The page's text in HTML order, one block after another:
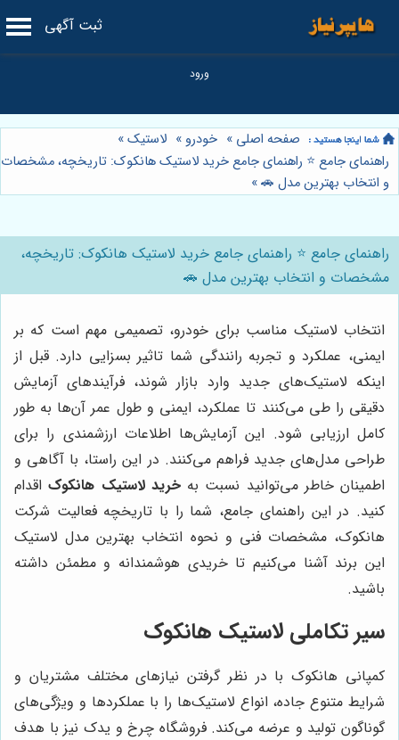
ثبت آگهی
صفحه اصلی » خودرو » لاستیک»
راهنمای جامع ⭐️ راهنمای جامع خرید لاستیک هانکوک: تاریخچه، مشخصات
و انتخاب بهترین مدل 🚗»
راهنمای جامع ⭐️ راهنمای جامع خرید لاستیک هانکوک: تاریخچه،
مشخصات و انتخاب بهترین مدل 🚗
انتخاب لاستیک مناسب برای خودرو، تصمیمی مهم است که بر
ایمنی، عملکرد و تجربه رانندگی شما تاثیر بسزایی دارد. قبل از
اینکه لاستیک‌های جدید وارد بازار شوند، فرآیندهای آزمایش
دقیقی را طی می‌کنند تا عملکرد، ایمنی و طول عمر آن‌ها به طور
کامل ارزیابی شود. این آزمایش‌ها اطلاعات ارزشمندی را برای
طراحی مدل‌های جدید فراهم می‌کنند. در این راستا، با آگاهی و
اطمینان خاطر می‌توانید نسبت بهخرید لاستیک هانکوکاقدام
کنید. در این راهنمای جامع، شما را با تاریخچه فعالیت شرکت
هانکوک، مشخصات فنی و نحوه انتخاب بهترین مدل لاستیک
این برند آشنا می‌کنیم تا خریدی هوشمندانه و مطمئن داشته
باشید.
سیر تکاملی لاستیک هانکوک
کمپانی هانکوک با در نظر گرفتن نیازهای مختلف مشتریان و
شرایط متنوع جاده، انواع لاستیک‌ها را با عملکردها و ویژگی‌های
گوناگون تولید و عرضه می‌کند. فروشگاه چرخ و یدک نیز با هدف